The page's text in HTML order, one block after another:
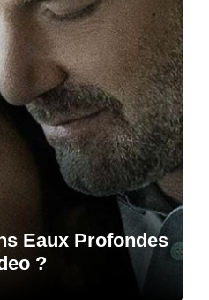
Eaux Profondes
?